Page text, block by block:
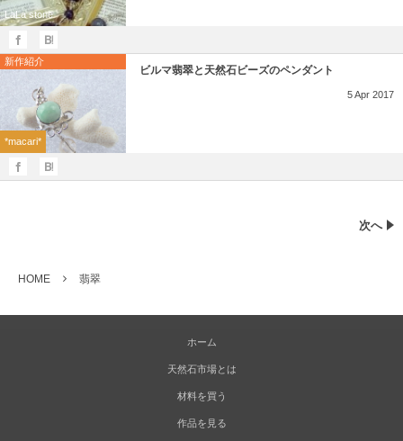
LaLa stone
新作紹介
*macari*
ビルマ翡翠と天然石ビーズのペンダント
5Apr 2017
次へ
HOME 翡翠
ホーム
天然石市場とは
材料を買う
作品を見る